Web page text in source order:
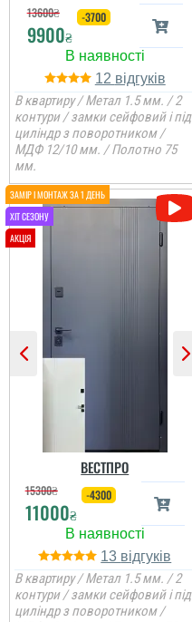
13600₴
9900₴
-3700
12
В квартиру / Метал 1.5 мм. / 2
контури / замки сейфовий і під
циліндр з поворотником /
МДФ 12/10 мм. / Полотно 75
мм.
ВЕСТПРО
15300₴
11000₴
-4300
13
В квартиру / Метал 1.5 мм. / 2
контури / замки сейфовий і під
циліндр з поворотником /